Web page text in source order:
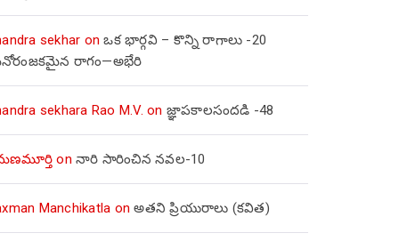
sekhar onఒక భార్గవి – కొన్ని రాగాలు -20
రాగం—అభేరి
sekhara Rao M.V. on జ్ఞాపకాలసందడి -48
onనారి సారించిన నవల-10
Manchikatla onఅతని ప్రియురాలు (కవిత)